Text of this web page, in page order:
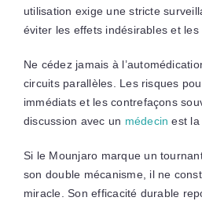
utilisation exige une stricte
éviter les effets indésirables et les
Ne cédez jamais à
circuits parallèles. Les risques
immédiats et les contrefaçons
discussion avec un médecin est la
Si le Mounjaro marque un
son double mécanisme, il ne
miracle. Son efficacité durable